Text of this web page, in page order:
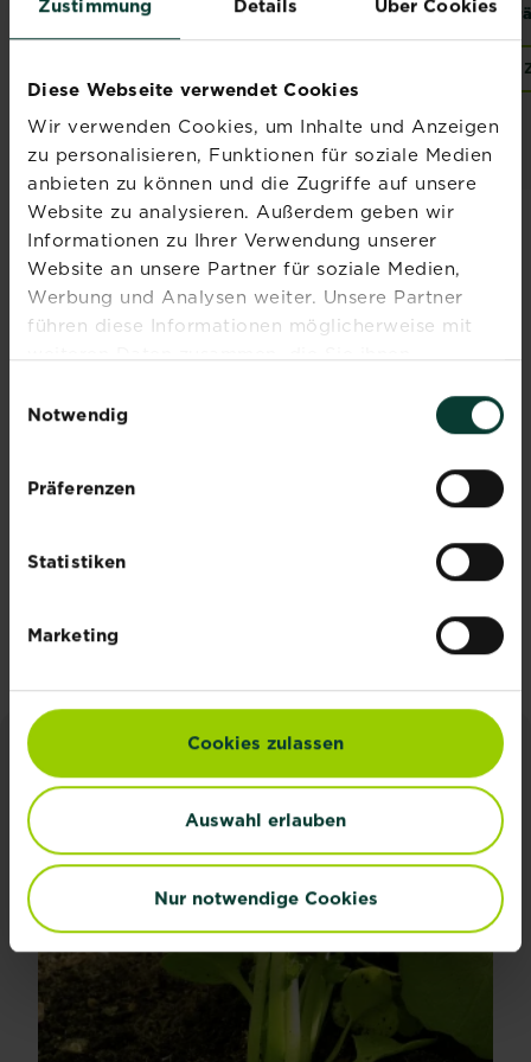
Zustimmung Details Über Cookies
Diese Webseite verwendet Cookies
Wir verwenden Cookies, um Inhalte und Anzeigen
zu personalisieren, Funktionen für soziale Medien
anbieten zu können und die Zugriffe auf unsere
Website zu analysieren. Außerdem geben wir
Informationen zu Ihrer Verwendung unserer
Website an unsere Partner für soziale Medien,
Werbung und Analysen weiter. Unsere Partner
führen diese Informationen möglicherweise mit
weiteren Daten zusammen, die Sie ihnen
Nutzung der Dienste gesammelt haben.
Notwendig
Präferenzen
Statistiken
Marketing
Cookies zulassen
Auswahl erlauben
Nur notwendige Cookies
Kakteen und Bonsai
5 L
und Zitruspflanzen
20 L
Abonniere jetzt
den Liebe deinen
Garten Newsletter
INSPIRATION & RATGEBER
Alle Artikel entdecken